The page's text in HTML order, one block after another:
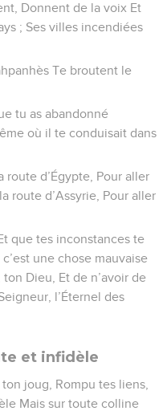
Donnent de la voix Et
; Ses villes incendiées
Te broutent le
tu as abandonné
où il te conduisait dans
route d’Égypte, Pour aller
route d’Assyrie, Pour aller
que tes inconstances te
une chose mauvaise
ton Dieu, Et de n’avoir de
l’Éternel des
et infidèle
joug, Rompu tes liens,
Mais sur toute colline